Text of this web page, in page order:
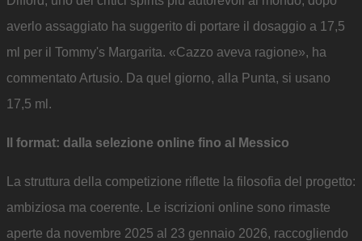
averlo assaggiato ha suggerito di portare il dosaggio a 17,5
ml per il Tommy's Margarita. «Cazzo aveva ragione», ha
commentato Artusio. Da quel giorno, alla Punta, si usano
17,5 ml.
Il format: dalla selezione online fino al Messico
La struttura della competizione riflette la filosofia del progetto:
ambiziosa ma coerente. Le iscrizioni online sono rimaste
aperte da novembre 2025 al 23 gennaio 2026, raccogliendo